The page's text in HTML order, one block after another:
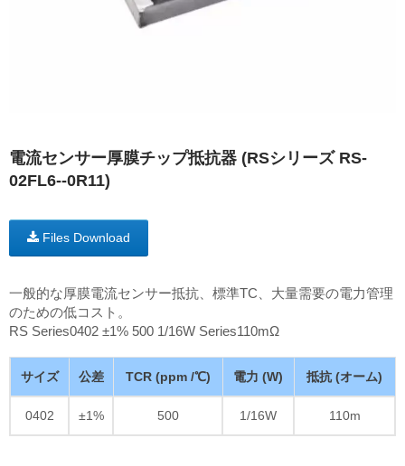
電流センサー厚膜チップ抵抗器 (RSシリーズ RS-
02FL6--0R11)
Files Download
一般的な厚膜電流センサー抵抗、標準TC、大量需要の電力管理
のための低コスト。
RS Series0402 ±1% 500 1/16W Series110mΩ
サイズ 公差 TCR (ppm /℃) 電力 (W) 抵抗 (オーム)
0402 ±1% 500 1/16W 110m